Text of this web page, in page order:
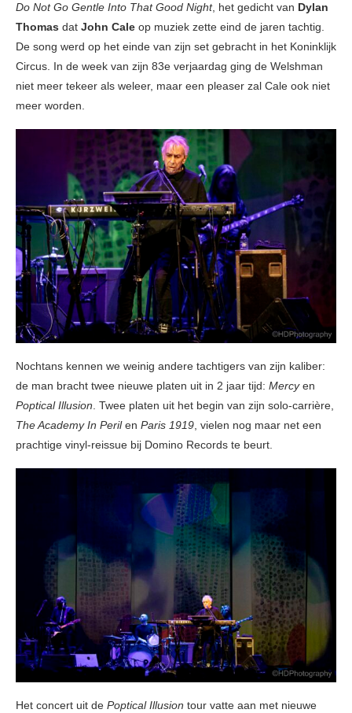
Do Not Go Gentle Into That Good Night, het gedicht van Dylan
Thomas dat John Cale op muziek zette eind de jaren tachtig.
De song werd op het einde van zijn set gebracht in het Koninklijk
Circus. In de week van zijn 83e verjaardag ging de Welshman
niet meer tekeer als weleer, maar een pleaser zal Cale ook niet
meer worden.
Nochtans kennen we weinig andere tachtigers van zijn kaliber:
de man bracht twee nieuwe platen uit in 2 jaar tijd: Mercyen
Poptical Illusion. Twee platen uit het begin van zijn solo-carrière,
The Academy In Perilen Paris 1919, vielen nog maar net een
prachtige vinyl-reissue bij Domino Records te beurt.
Het concert uit de Poptical Illusion tour vatte aan met nieuwe